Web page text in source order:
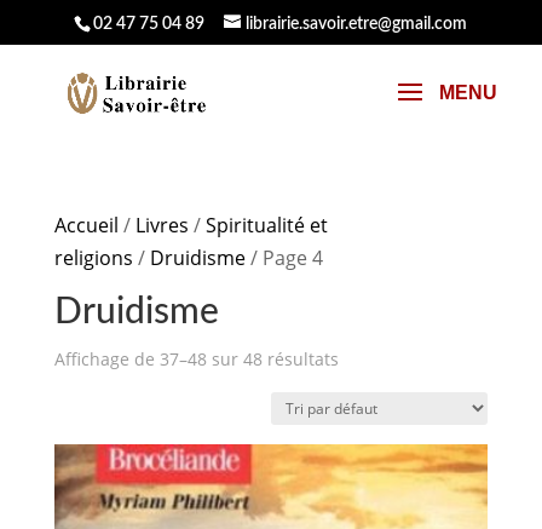
02 47 75 04 89 librairie.savoir.etre@gmail.com
Accueil / Livres /Spiritualité et
religions / Druidisme/ Page 4
Druidisme
Affichage de 37–48 sur 48 résultats